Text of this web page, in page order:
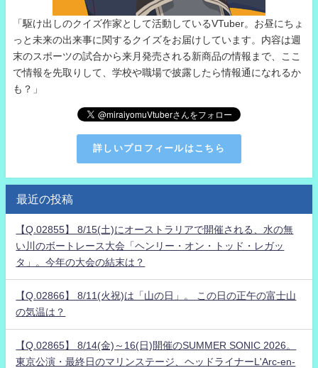
「駆け出しのクイズ作家として活動しているVTuber。お昼にちょ
っと未来の出来事に関するクイズをお届けしています。内容は週
末のスポーツの試合から来月発売される新商品の情報まで、ここ
で情報を先取りして、学校や職場で披露したら情報通になれるか
も？」
詳しいプロフィールはこちら
最近の投稿
【Q.02855】 8/15(土)にオーストラリアで開催される、水の無
い川のボートレース大会「ヘンリー・オン・トッド・レガッ
タ」。今年の大会の結末は？
【Q.02866】 8/11(火祝)は「山の日」。 この日の正午の富士山
の気温は？
【Q.02865】 8/14(金)～16(日)開催のSUMMER SONIC 2026。
東京公演・最終日のマリンステージ、ヘッドライナーL'Arc-en-